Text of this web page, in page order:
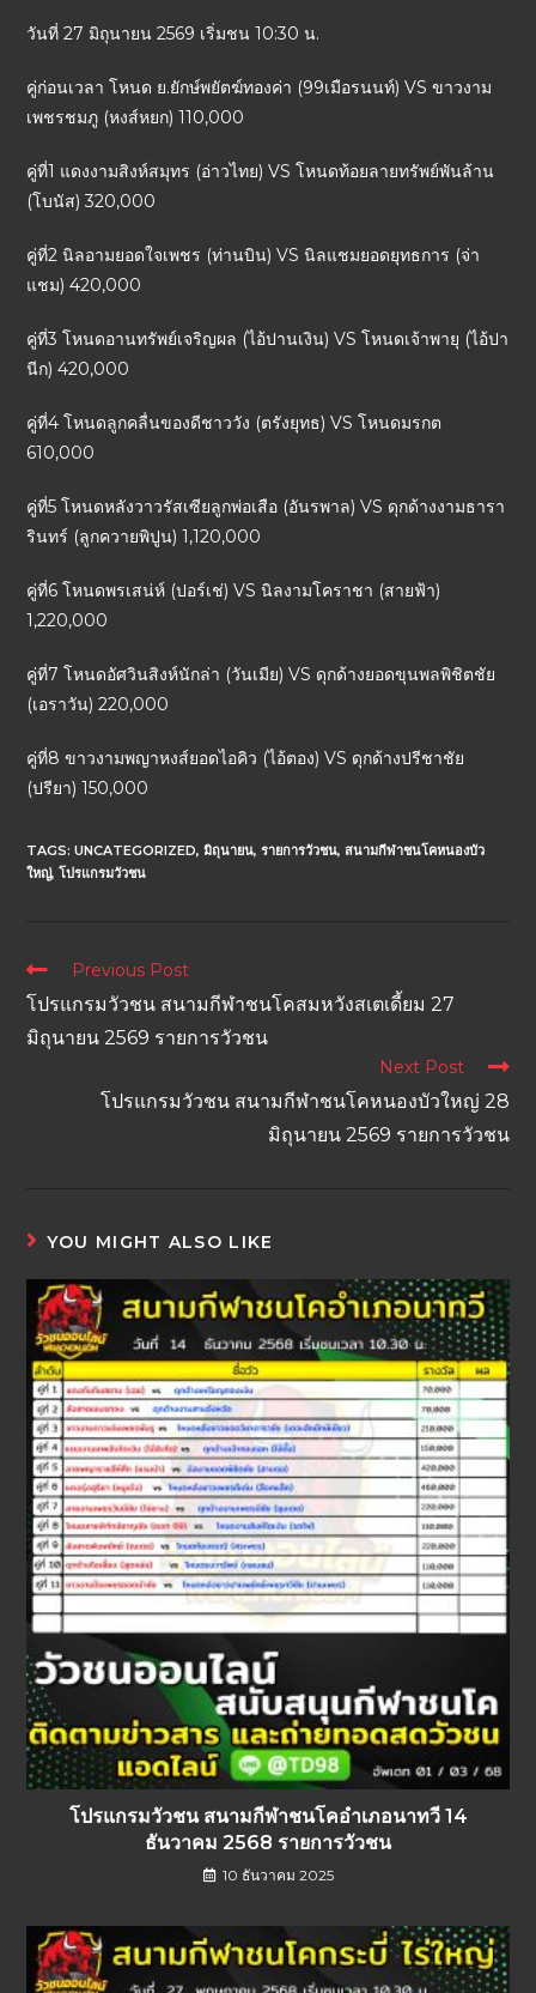
วันที่ 27 มิถุนายน 2569 เริ่มชน 10:30 น.
คู่ก่อนเวลา โหนด ย.ยักษ์พยัตฆ์ทองค่า (99เมือรนนท์) VS ขาวงาม
เพชรชมภู (หงส์หยก) 110,000
คู่ที่1 แดงงามสิงห์สมุทร (อ่าวไทย) VS โหนดท้อยลายทรัพย์พันล้าน
(โบนัส) 320,000
คู่ที่2 นิลอามยอดใจเพชร (ท่านบิน) VS นิลแชมยอดยุทธการ (จ่า
แชม) 420,000
คู่ที่3 โหนดอานทรัพย์เจริญผล (ไอ้ปานเงิน) VS โหนดเจ้าพายุ (ไอ้ปา
นีก) 420,000
คู่ที่4 โหนดลูกคลื่นของดีชาววัง (ตรังยุทธ) VS โหนดมรกต
610,000
คู่ที่5 โหนดหลังวาวรัสเซียลูกพ่อเสือ (อันรพาล) VS ดุกด้างงามธารา
รินทร์ (ลูกควายพิปูน) 1,120,000
คู่ที่6 โหนดพรเสน่ห์ (ปอร์เช่) VS นิลงามโคราชา (สายฟ้า)
1,220,000
คู่ที่7 โหนดอัศวินสิงห์นักล่า (วันเมีย) VS ดุกด้างยอดขุนพลพิชิตชัย
(เอราวัน) 220,000
คู่ที่8 ขาวงามพญาหงส์ยอดไอคิว (ไอ้ตอง) VS ดุกด้างปรีชาชัย
(ปรียา) 150,000
TAGS:UNCATEGORIZED, มิถุนายน, รายการวัวชน, สนามกีฬาชนโคหนองบัว
ใหญ่, โปรแกรมวัวชน
Previous Post
โปรแกรมวัวชน สนามกีฬาชนโคสมหวังสเตเดี้ยม 27
มิถุนายน 2569 รายการวัวชน
Next Post
โปรแกรมวัวชน สนามกีฬาชนโคหนองบัวใหญ่ 28
มิถุนายน 2569 รายการวัวชน
YOU MIGHT ALSO LIKE
โปรแกรมวัวชน สนามกีฬาชนโคอำเภอนาทวี 14
ธันวาคม 2568 รายการวัวชน
10 ธันวาคม 2025